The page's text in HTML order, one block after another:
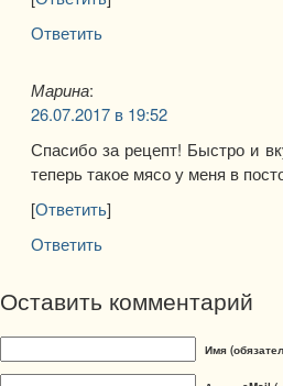
Ответить
Марина:
26.07.2017 в 19:52
Спасибо за рецепт! Быстро и
теперь такое мясо у меня в
[Ответить]
Ответить
Оставить комментарий
Имя